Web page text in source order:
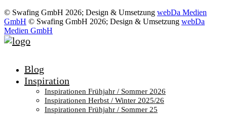
© Swafing GmbH 2026; Design & Umsetzung webDa Medien
GmbH © Swafing GmbH 2026; Design & Umsetzung webDa
Medien GmbH
Blog
Inspiration
Inspirationen Frühjahr / Sommer 2026
Inspirationen Herbst / Winter 2025/26
Inspirationen Frühjahr / Sommer 25